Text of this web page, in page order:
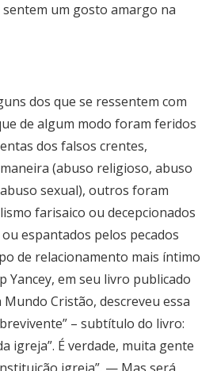
um gosto amargo na
dos que se ressentem com
de algum modo foram feridos
dos falsos crentes,
(abuso religioso, abuso
sexual), outros foram
farisaico ou decepcionados
espantados pelos pecados
de relacionamento mais íntimo
Yancey, em seu livro publicado
Cristão, descreveu essa
– subtítulo do livro:
igreja”. É verdade, muita gente